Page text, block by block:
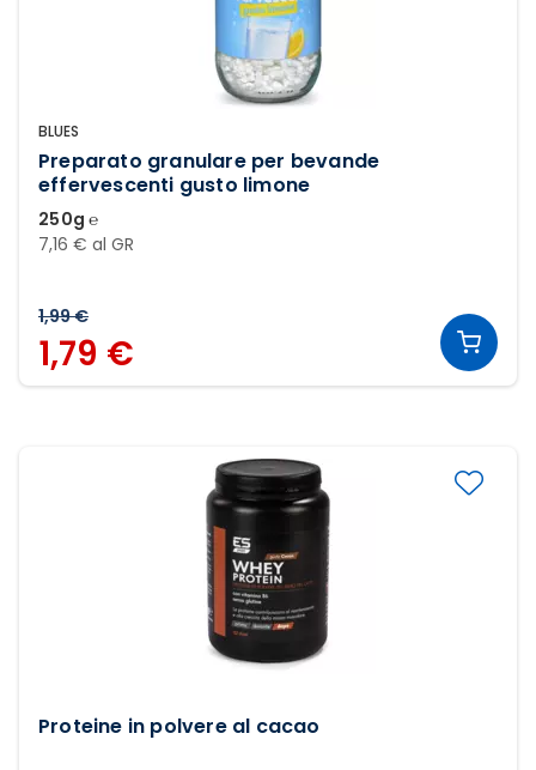
BLUES
Preparato granulare per bevande
effervescenti gusto limone
250g ℮
7,16 € al GR
1,99 €
1,79 €
Proteine in polvere al cacao